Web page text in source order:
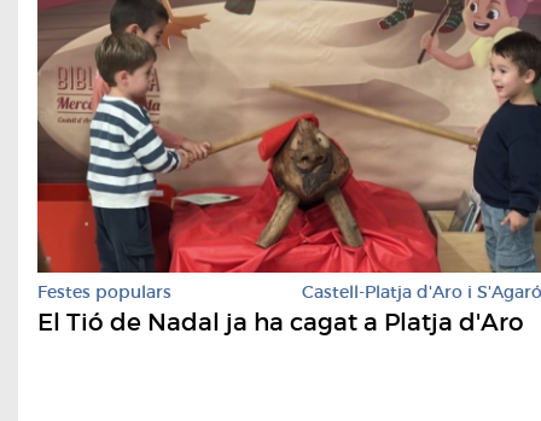
Festes populars Castell-Platja d'Aro i S'Agaró
El Tió de Nadal ja ha cagat a Platja d'Aro